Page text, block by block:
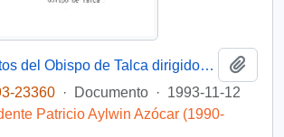
[Agradecimientos del Obispo de Talca dirigidos al Presidente Patricio Aylwin por el apoyo en la reconstrucción de la Iglesia Matriz de Curicó]
23360 · Documento · 1993-11-12
Patricio Aylwin Azócar (1990-